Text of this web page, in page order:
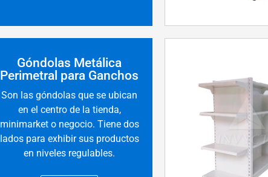
Góndolas Metálica
Perimetral para Ganchos
Son las góndolas que se ubican
en el centro de la tienda,
minimarket o negocio. Tiene dos
lados para exhibir sus productos
en niveles regulables.